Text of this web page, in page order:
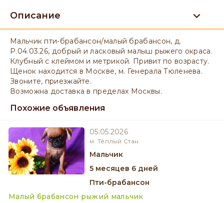
Описание
Мальчик пти-брабансон/малый брабансон, д.
Р.04.03.26, добрый и ласковый малыш рыжего окраса.
Клубный с клеймом и метрикой. Привит по возрасту.
Щенок находится в Москве, м. Генерала Тюленева.
Звоните, приезжайте.
Возможна доставка в пределах Москвы.
Похожие объявления
05.05.2026
м. Тёплый Стан
мальчик
5 месяцев 6 дней
Пти-брабансон
Малый брабансон рыжий мальчик